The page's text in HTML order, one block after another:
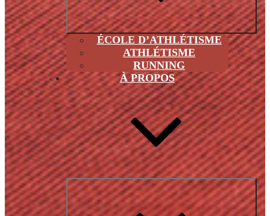
ÉCOLE D’ATHLÉTISME
ATHLÉTISME
RUNNING
À PROPOS
le
sous-
menu